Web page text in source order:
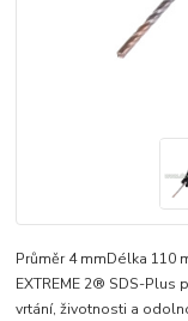
Průměr 4 mmDélka 110
EXTREME 2® SDS-
vrtání, životnosti a